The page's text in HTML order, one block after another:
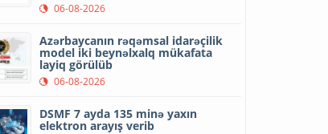
06-08-2026
Azərbaycanın rəqəmsal idarəçilik
model iki beynəlxalq mükafata
layiq görülüb
06-08-2026
DSMF 7 ayda 135 minə yaxın
elektron arayış verib